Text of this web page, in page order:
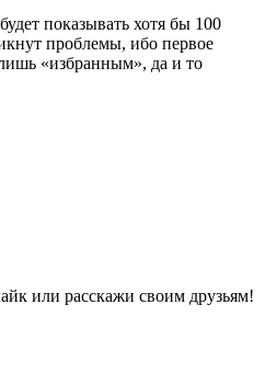
показывать хотя бы 100
проблемы, ибо первое
«избранным», да и то
или расскажи своим друзьям!